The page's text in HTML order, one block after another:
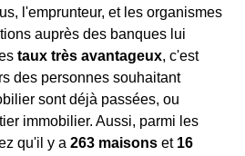
l'emprunteur, et les organismes
auprès des banques lui
taux très avantageux, c'est
des personnes souhaitant
sont déjà passées, ou
immobilier. Aussi, parmi les
qu'il y a 263 maisons et 16